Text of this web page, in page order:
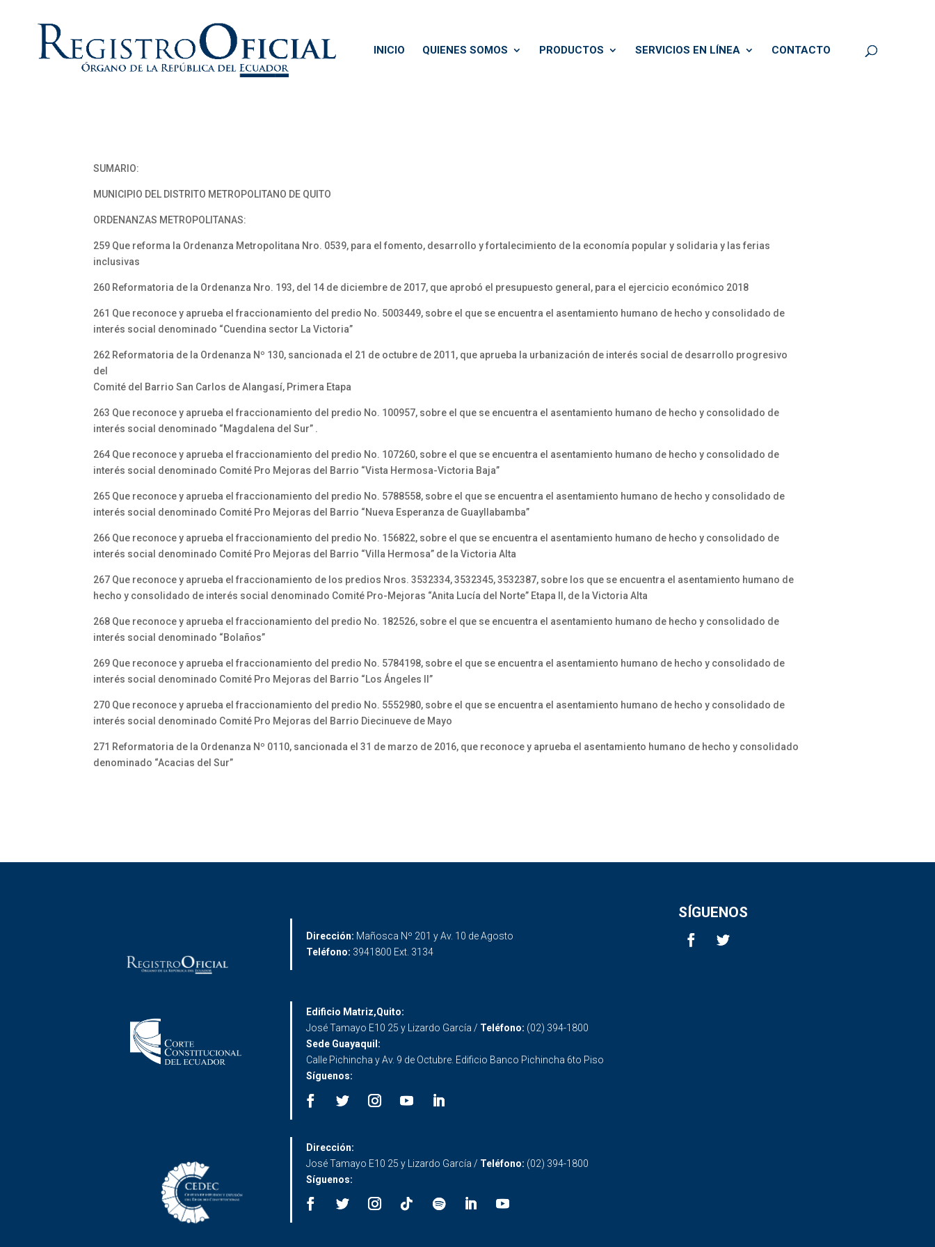
INICIO QUIENES SOMOS PRODUCTOS SERVICIOS EN LÍNEA CONTACTO
SUMARIO:
MUNICIPIO DEL DISTRITO METROPOLITANO DE QUITO
ORDENANZAS METROPOLITANAS:
259 Que reforma la Ordenanza Metropolitana Nro. 0539, para el fomento, desarrollo y fortalecimiento de la economía popular y solidaria y las ferias
inclusivas
260 Reformatoria de la Ordenanza Nro. 193, del 14 de diciembre de 2017, que aprobó el presupuesto general, para el ejercicio económico 2018
261 Que reconoce y aprueba el fraccionamiento del predio No. 5003449, sobre el que se encuentra el asentamiento humano de hecho y consolidado de
interés social denominado “Cuendina sector La Victoria”
262 Reformatoria de la Ordenanza Nº 130, sancionada el 21 de octubre de 2011, que aprueba la urbanización de interés social de desarrollo progresivo
del
Comité del Barrio San Carlos de Alangasí, Primera Etapa
263 Que reconoce y aprueba el fraccionamiento del predio No. 100957, sobre el que se encuentra el asentamiento humano de hecho y consolidado de
interés social denominado “Magdalena del Sur” .
264 Que reconoce y aprueba el fraccionamiento del predio No. 107260, sobre el que se encuentra el asentamiento humano de hecho y consolidado de
interés social denominado Comité Pro Mejoras del Barrio “Vista Hermosa-Victoria Baja”
265 Que reconoce y aprueba el fraccionamiento del predio No. 5788558, sobre el que se encuentra el asentamiento humano de hecho y consolidado de
interés social denominado Comité Pro Mejoras del Barrio “Nueva Esperanza de Guayllabamba”
266 Que reconoce y aprueba el fraccionamiento del predio No. 156822, sobre el que se encuentra el asentamiento humano de hecho y consolidado de
interés social denominado Comité Pro Mejoras del Barrio “Villa Hermosa” de la Victoria Alta
267 Que reconoce y aprueba el fraccionamiento de los predios Nros. 3532334, 3532345, 3532387, sobre los que se encuentra el asentamiento humano de
hecho y consolidado de interés social denominado Comité Pro-Mejoras “Anita Lucía del Norte” Etapa II, de la Victoria Alta
268 Que reconoce y aprueba el fraccionamiento del predio No. 182526, sobre el que se encuentra el asentamiento humano de hecho y consolidado de
interés social denominado “Bolaños”
269 Que reconoce y aprueba el fraccionamiento del predio No. 5784198, sobre el que se encuentra el asentamiento humano de hecho y consolidado de
interés social denominado Comité Pro Mejoras del Barrio “Los Ángeles II”
270 Que reconoce y aprueba el fraccionamiento del predio No. 5552980, sobre el que se encuentra el asentamiento humano de hecho y consolidado de
interés social denominado Comité Pro Mejoras del Barrio Diecinueve de Mayo
271 Reformatoria de la Ordenanza Nº 0110, sancionada el 31 de marzo de 2016, que reconoce y aprueba el asentamiento humano de hecho y consolidado
denominado “Acacias del Sur”
Dirección: Mañosca Nº 201 y Av. 10 de Agosto
Teléfono: 3941800 Ext. 3134
SÍGUENOS
Edificio Matriz,Quito:
José Tamayo E10 25 y Lizardo García / Teléfono: (02) 394-1800
Sede Guayaquil:
Calle Pichincha y Av. 9 de Octubre. Edificio Banco Pichincha 6to Piso
Síguenos:
Dirección:
José Tamayo E10 25 y Lizardo García / Teléfono: (02) 394-1800
Síguenos: